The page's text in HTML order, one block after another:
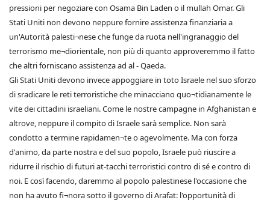
pressioni per negoziare con Osama Bin Laden o il mullah Omar. Gli
Stati Uniti non devono neppure fornire assistenza finanziaria a
un'Autorità palesti¬nese che funge da ruota nell'ingranaggio del
terrorismo me¬diorientale, non più di quanto approveremmo il fatto
che altri forniscano assistenza ad al - Qaeda.
Gli Stati Uniti devono invece appoggiare in toto Israele nel suo sforzo
di sradicare le reti terroristiche che minacciano quo¬tidianamente le
vite dei cittadini israeliani. Come le nostre campagne in Afghanistan e
altrove, neppure il compito di Israele sarà semplice. Non sarà
condotto a termine rapidamen¬te o agevolmente. Ma con forza
d'animo, da parte nostra e del suo popolo, Israele può riuscire a
ridurre il rischio di futuri at-tacchi terroristici contro di sé e contro di
noi. E così facendo, daremmo al popolo palestinese l'occasione che
non ha avuto fi¬nora sotto il governo di Arafat: l'opportunità di